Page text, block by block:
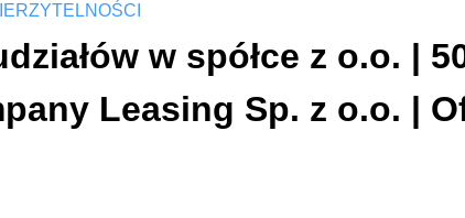
w spółce z o.o. |
Leasing Sp. z o.o. |